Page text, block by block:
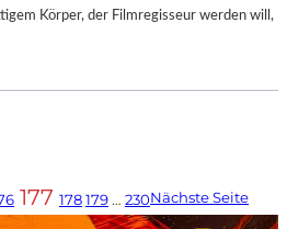
Körper, der Filmregisseur werden will,
177 178179… 230Nächste Seite